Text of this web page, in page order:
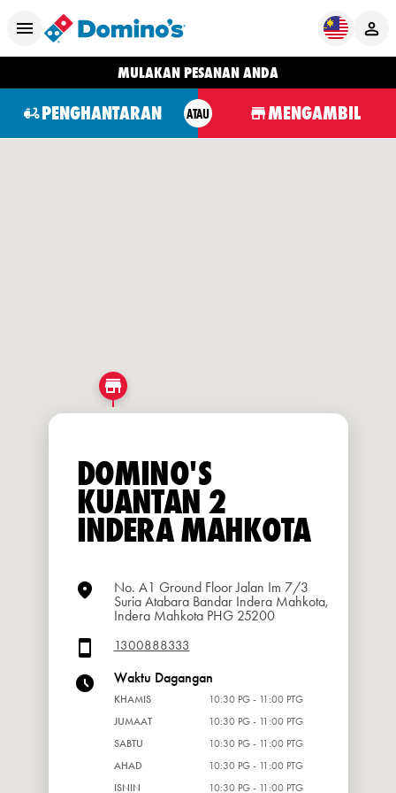
MULAKAN PESANAN ANDA
PENGHANTARAN ATAU MENGAMBIL
DOMINO'S
KUANTAN 2
INDERA MAHKOTA
No. A1 Ground Floor Jalan Im 7/3
Suria Atabara Bandar Indera Mahkota,
Indera Mahkota PHG 25200
1300888333
Waktu Dagangan
KHAMIS
10:30 PG - 11:00 PTG
JUMAAT
10:30 PG - 11:00 PTG
SABTU
10:30 PG - 11:00 PTG
AHAD
10:30 PG - 11:00 PTG
ISNIN
10:30 PG - 11:00 PTG